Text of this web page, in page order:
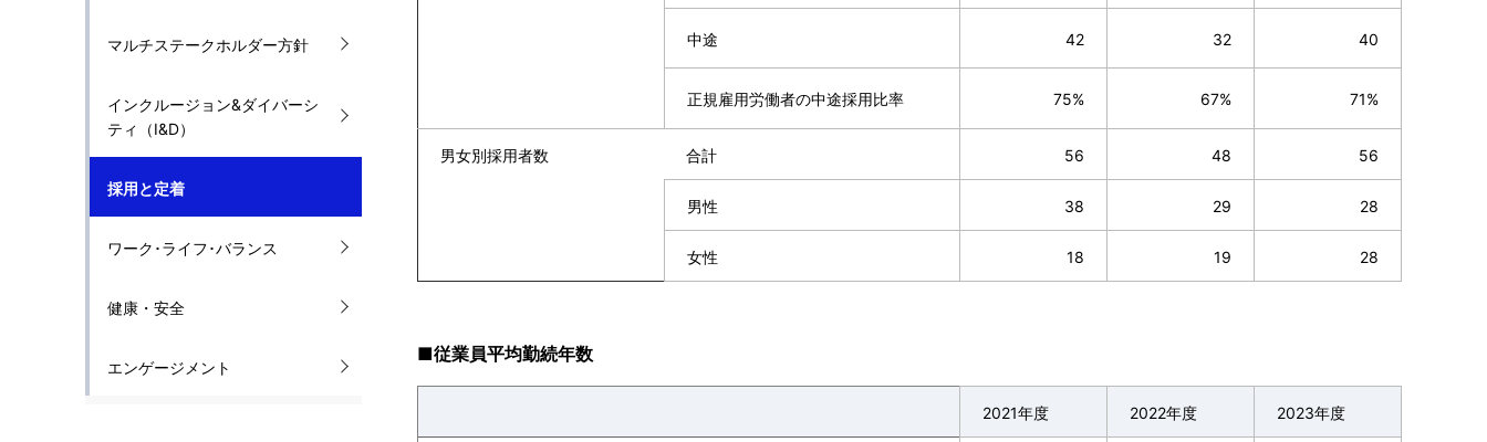
c
o
マルチステークホルダー方針
インクルージョン&ダイバーシ
ティ（I&D）
採用と定着
ワーク･ライフ･バランス
健康・安全
エンゲージメント
中途 42 32 40
正規雇用労働者の中途採用比率 75% 67% 71%
男女別採用者数 合計 56 48 56
男性 38 29 28
女性 18 19 28
■従業員平均勤続年数
2021年度 2022年度 2023年度